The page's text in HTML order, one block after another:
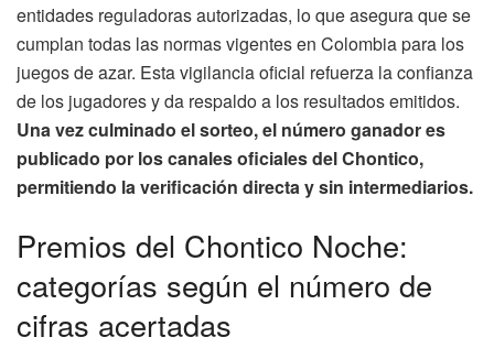
entidades reguladoras autorizadas, lo que asegura que se
cumplan todas las normas vigentes en Colombia para los
juegos de azar. Esta vigilancia oficial refuerza la confianza
de los jugadores y da respaldo a los resultados emitidos.
Una vez culminado el sorteo, el número ganador es
publicado por los canales oficiales del Chontico,
permitiendo la verificación directa y sin intermediarios.
Premios del Chontico Noche:
categorías según el número de
cifras acertadas